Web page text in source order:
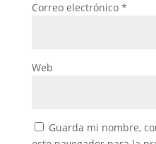
Correo electrónico *
Web
Guarda mi nombre,